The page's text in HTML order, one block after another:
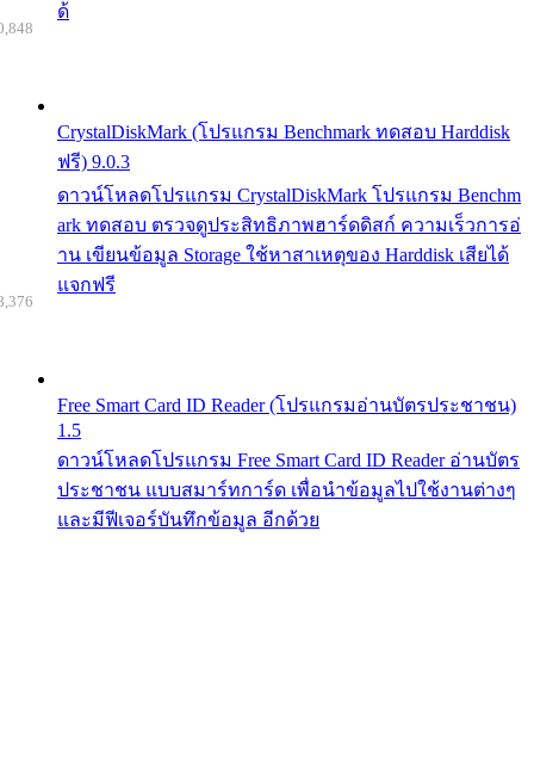
ด้
CrystalDiskMark (โปรแกรม Benchmark ทดสอบ Harddisk
ฟรี) 9.0.3
ดาวน์โหลดโปรแกรม CrystalDiskMark โปรแกรม Benchm
ark ทดสอบ ตรวจดูประสิทธิภาพฮาร์ดดิสก์ ความเร็วการอ่
าน เขียนข้อมูล Storage ใช้หาสาเหตุของ Harddisk เสียได้
แจกฟรี
Free Smart Card ID Reader (โปรแกรมอ่านบัตรประชาชน)
1.5
ดาวน์โหลดโปรแกรม Free Smart Card ID Reader อ่านบัตร
ประชาชน แบบสมาร์ทการ์ด เพื่อนำข้อมูลไปใช้งานต่างๆ
และมีฟีเจอร์บันทึกข้อมูล อีกด้วย